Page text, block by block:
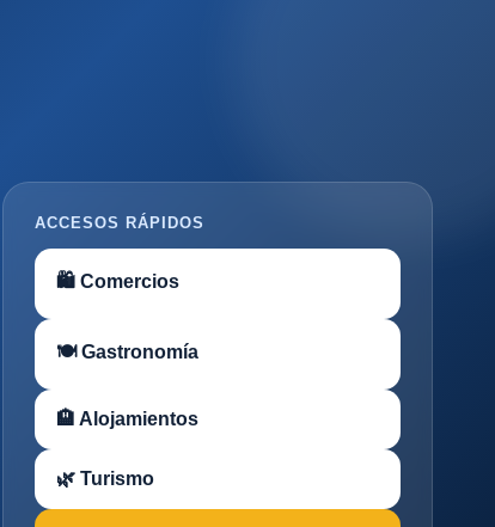
ACCESOS RÁPIDOS
🛍 Comercios
🍽 Gastronomía
🏨 Alojamientos
🌿 Turismo